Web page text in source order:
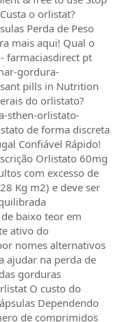
o orlistat?
Perda de Peso
mais aqui! Qual o
farmaciasdirect pt
gordura-
pills in Nutrition
do orlistato?
sthen-orlistato-
de forma discreta
Confiável Rápido!
Orlistato 60mg
com excesso de
Kg m2) e deve ser
baixo teor em
ativo do
nomes alternativos
ajudar na perda de
gorduras
O custo do
Dependendo
de comprimidos